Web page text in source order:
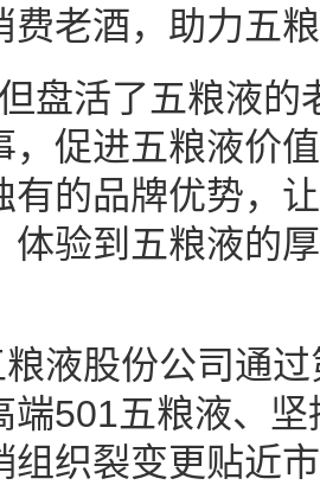
费老酒，助力五
盘活了五粮液的
，促进五粮液价
有的品牌优势，
体验到五粮液的
液股份公司通
端501五粮液、坚
组织裂变更贴近